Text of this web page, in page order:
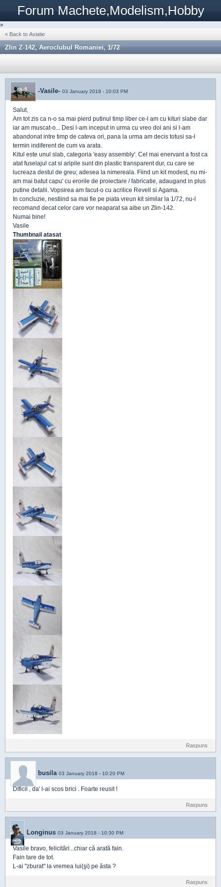
Forum Machete,Modelism,Hobby
»
« Back to Aviatie
Zlin Z-142, Aeroclubul Romaniei, 1/72
-Vasile- 03 January 2018 - 10:03 PM
Salut,
Am tot zis ca n-o sa mai pierd putinul timp liber ce-l am cu kituri slabe dar
iar am muscat-o... Desi l-am inceput in urma cu vreo doi ani si l-am
abandonat intre timp de cateva ori, pana la urma am decis totusi sa-l
termin indiferent de cum va arata.
Kitul este unul slab, categoria 'easy assembly'. Cel mai enervant a fost ca
atat fuselajul cat si aripile sunt din plastic transparent dur, cu care se
lucreaza destul de greu; adesea la nimereala. Fiind un kit modest, nu mi-
am mai batut capu' cu erorile de proiectare / fabricatie, adaugand in plus
putine detalii. Vopsirea am facut-o cu acrilice Revell si Agama.
In concluzie, nestiind sa mai fie pe piata vreun kit similar la 1/72, nu-l
recomand decat celor care vor neaparat sa aibe un Zlin-142.
Numai bine!
Vasile
Thumbnail atasat
Raspuns
busila 03 January 2018 - 10:20 PM
DIficil , da' l-ai scos brici . Foarte reusit !
Raspuns
Longinus 03 January 2018 - 10:30 PM
Vasile bravo, felicitări...chiar că arată fain.
Fain tare de tot.
L-ai "zburat" la vremea lui(şi) pe ăsta ?
Raspuns